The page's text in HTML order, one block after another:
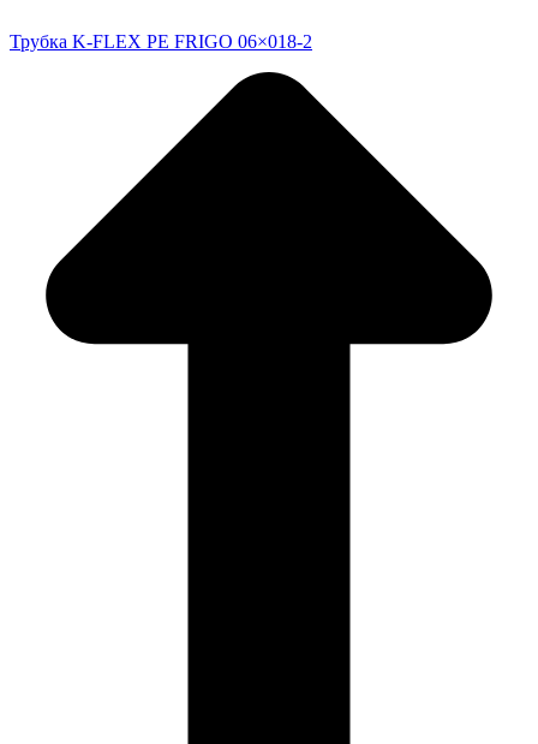
Трубка K-FLEX PE FRIGO 06×018-2